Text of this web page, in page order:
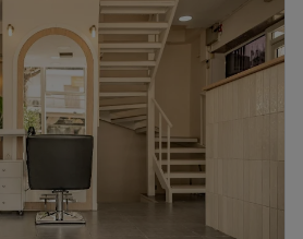
09:00–
21:00
09:00
21:00
09:00
21:00
09:00
17:00
Καλαμαριά «παραμυθένιος
συνδυάζει την υψηλή αισθητική
Ο χώρος ξεχωρίζει για τον